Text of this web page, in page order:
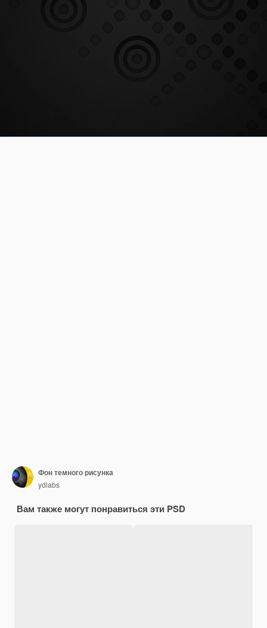
Фон темного рисунка
ydlabs
Вам также могут понравиться эти PSD